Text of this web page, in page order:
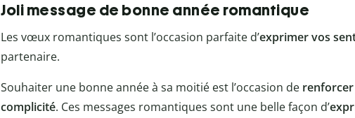
Joli message de bonne année romantique
Les vœux romantiques sont l’occasion parfaite d’exprimer vos
partenaire.
Souhaiter une bonne année à sa moitié est l’occasion de renforcer
complicité. Ces messages romantiques sont une belle façon d’